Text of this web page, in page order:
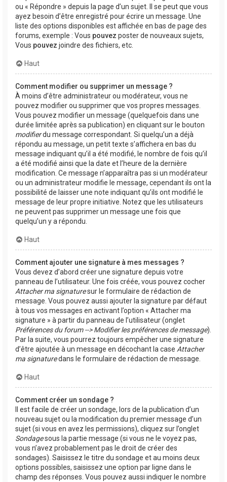
ou « Répondre » depuis la page d’un sujet. Il se peut que vous
ayez besoin d’être enregistré pour écrire un message. Une
liste des options disponibles est affichée en bas de page des
forums, exemple : Vous pouvez poster de nouveaux sujets,
Vous pouvez joindre des fichiers, etc.
Haut
Comment modifier ou supprimer un message ?
À moins d’être administrateur ou modérateur, vous ne
pouvez modifier ou supprimer que vos propres messages.
Vous pouvez modifier un message (quelquefois dans une
durée limitée après sa publication) en cliquant sur le bouton
modifierdu message correspondant. Si quelqu’un a déjà
répondu au message, un petit texte s’affichera en bas du
message indiquant qu’il a été modifié, le nombre de fois qu’il
a été modifié ainsi que la date et l’heure de la dernière
modification. Ce message n’apparaîtra pas si un modérateur
ou un administrateur modifie le message, cependant ils ont la
possibilité de laisser une note indiquant qu’ils ont modifié le
message de leur propre initiative. Notez que les utilisateurs
ne peuvent pas supprimer un message une fois que
quelqu’un y a répondu.
Haut
Comment ajouter une signature à mes messages ?
Vous devez d’abord créer une signature depuis votre
panneau de l’utilisateur. Une fois créée, vous pouvez cocher
Attacher ma signaturesur le formulaire de rédaction de
message. Vous pouvez aussi ajouter la signature par défaut
à tous vos messages en activant l’option « Attacher ma
signature » à partir du panneau de l’utilisateur (onglet
Préférences du forum --> Modifier les préférences de message).
Par la suite, vous pourrez toujours empêcher une signature
d’être ajoutée à un message en décochant la case Attacher
ma signaturedans le formulaire de rédaction de message.
Haut
Comment créer un sondage ?
Il est facile de créer un sondage, lors de la publication d’un
nouveau sujet ou la modification du premier message d’un
sujet (si vous en avez les permissions), cliquez sur l’onglet
Sondagesous la partie message (si vous ne le voyez pas,
vous n’avez probablement pas le droit de créer des
sondages). Saisissez le titre du sondage et au moins deux
options possibles, saisissez une option par ligne dans le
champ des réponses. Vous pouvez aussi indiquer le nombre